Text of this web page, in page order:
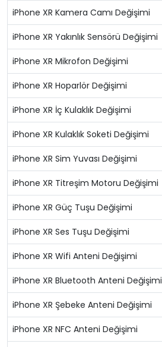
iPhone XR Kamera Camı Değişimi
iPhone XR Yakınlık Sensörü Değişimi
iPhone XR Mikrofon Değişimi
iPhone XR Hoparlör Değişimi
iPhone XR İç Kulaklık Değişimi
iPhone XR Kulaklık Soketi Değişimi
iPhone XR Sim Yuvası Değişimi
iPhone XR Titreşim Motoru Değişimi
iPhone XR Güç Tuşu Değişimi
iPhone XR Ses Tuşu Değişimi
iPhone XR Wifi Anteni Değişimi
iPhone XR Bluetooth Anteni Değişimi
iPhone XR Şebeke Anteni Değişimi
iPhone XR NFC Anteni Değişimi